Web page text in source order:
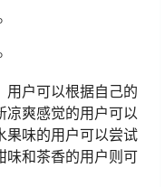
用户可以根据自己的
凉爽感觉的用户可以
果味的用户可以尝试
味和茶香的用户则可